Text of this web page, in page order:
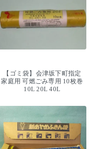
【ゴミ袋】会津坂下町指定
家庭用 可燃ごみ専用 10枚巻
10L 20L 40L